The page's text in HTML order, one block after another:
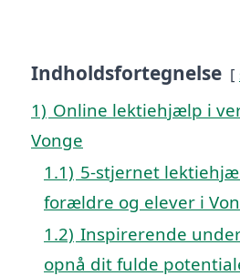
Indholdsfortegnelse
1) Online lektiehjælp i
Vonge
1.1) 5-stjernet
forældre og elever i
1.2) Inspirerende
opnå dit fulde